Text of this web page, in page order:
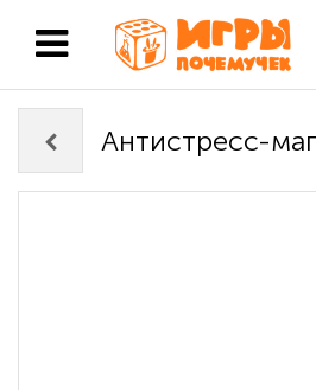
Антистресс-